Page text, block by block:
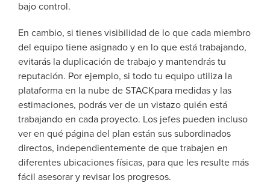
bajo control.
En cambio, si tienes visibilidad de lo que cada miembro
del equipo tiene asignado y en lo que está trabajando,
evitarás la duplicación de trabajo y mantendrás tu
reputación. Por ejemplo, si todo tu equipo utiliza la
plataforma en la nube de STACKpara medidas y las
estimaciones, podrás ver de un vistazo quién está
trabajando en cada proyecto. Los jefes pueden incluso
ver en qué página del plan están sus subordinados
directos, independientemente de que trabajen en
diferentes ubicaciones físicas, para que les resulte más
fácil asesorar y revisar los progresos.